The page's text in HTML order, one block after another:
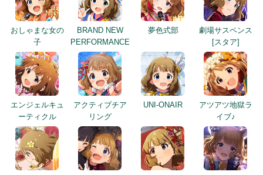
おしゃまな女の
子
BRAND NEW
PERFORMANCE
夢色式部
劇場サスペンス
[スタア]
エンジェルキュ
ーティクル
アクティブチア
リング
UNI-ONAIR
アツアツ地獄ラ
イブ♪